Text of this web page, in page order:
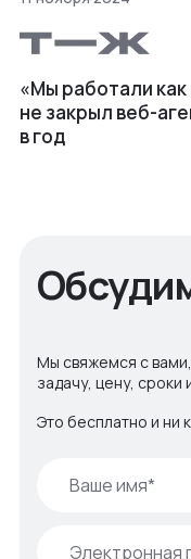
«Мы работали
не закрыл веб⁠-⁠
в год
Мы свяжемся с
задачу, цену, сроки
Это бесплатно и ни